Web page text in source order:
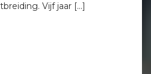
Vijf jaar […]